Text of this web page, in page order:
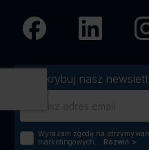
Subskrybuj nasz
Wyrażam zgodę na
marketingowych...
Rozwiń >